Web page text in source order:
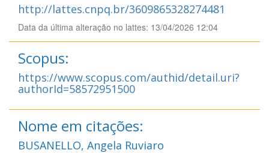
http://lattes.cnpq.br/3609865328274481
Data da última alteração no lattes: 13/04/2026 12:04
Scopus:
https://www.scopus.com/authid/detail.uri?
authorId=58572951500
Nome em citações:
BUSANELLO, Angela Ruviaro